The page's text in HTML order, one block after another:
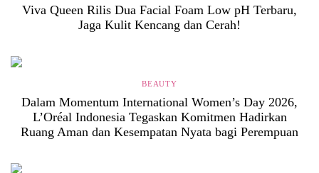
Viva Queen Rilis Dua Facial Foam Low pH Terbaru,
Jaga Kulit Kencang dan Cerah!
BEAUTY
Dalam Momentum International Women’s Day 2026,
L’Oréal Indonesia Tegaskan Komitmen Hadirkan
Ruang Aman dan Kesempatan Nyata bagi Perempuan